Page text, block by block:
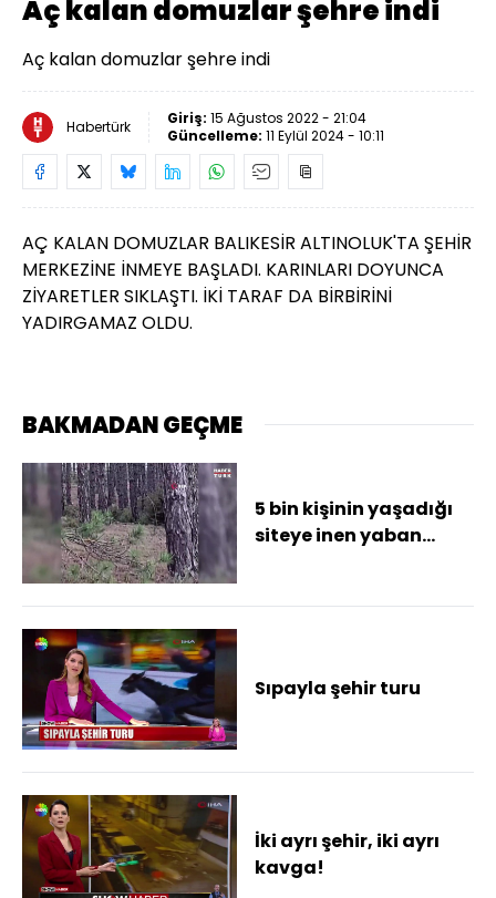
Aç kalan domuzlar şehre indi
Aç kalan domuzlar şehre indi
Habertürk Giriş: 15 Ağustos 2022 - 21:04
Güncelleme: 11 Eylül 2024 - 10:11
AÇ KALAN DOMUZLAR BALIKESİR ALTINOLUK'TA ŞEHİR
MERKEZİNE İNMEYE BAŞLADI. KARINLARI DOYUNCA
ZİYARETLER SIKLAŞTI. İKİ TARAF DA BİRBİRİNİ
YADIRGAMAZ OLDU.
BAKMADAN GEÇME
5 bin kişinin yaşadığı
siteye inen yaban
Sıpayla şehir turu
İki ayrı şehir, iki ayrı
kavga!